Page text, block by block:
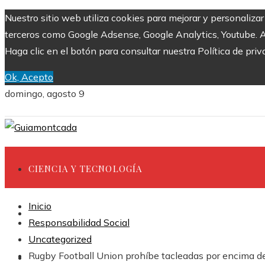
Nuestro sitio web utiliza cookies para mejorar y
terceros como Google Adsense, Google Analytics,
Haga clic en el botón para consultar nuestra Política de
Ok, Acepto
domingo, agosto 9
CIENCIA Y TECNOLOGÍA
INVERSIONES Y NEGOCIOS
CULTURA Y OCIO
Inicio
Responsabilidad Social
Uncategorized
Rugby Football Union prohíbe tacleadas por encima